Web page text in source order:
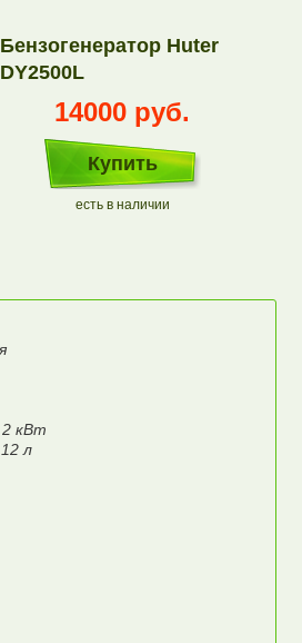
Бензогенератор Huter
DY2500L
14000 руб.
Купить
есть в наличии
2 кВт
12 л